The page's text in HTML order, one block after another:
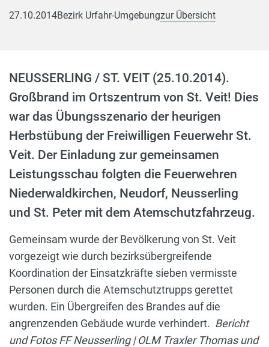
27.10.2014Bezirk Urfahr-Umgebungzur Übersicht
NEUSSERLING / ST. VEIT (25.10.2014).
Großbrand im Ortszentrum von St. Veit! Dies
war das Übungsszenario der heurigen
Herbstübung der Freiwilligen Feuerwehr St.
Veit. Der Einladung zur gemeinsamen
Leistungsschau folgten die Feuerwehren
Niederwaldkirchen, Neudorf, Neusserling
und St. Peter mit dem Atemschutzfahrzeug.
Gemeinsam wurde der Bevölkerung von St. Veit
vorgezeigt wie durch bezirksübergreifende
Koordination der Einsatzkräfte sieben vermisste
Personen durch die Atemschutztrupps gerettet
wurden. Ein Übergreifen des Brandes auf die
angrenzenden Gebäude wurde verhindert. Bericht
und Fotos FF Neusserling | OLM Traxler Thomas und